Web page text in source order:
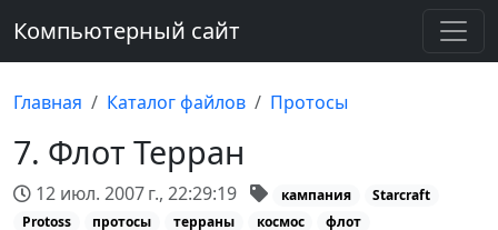
Компьютерный сайт
Главная Каталог файлов Протосы
7. Флот Терран
12 июл. 2007 г., 22:29:19 кампания
Starcraft
Protoss
протосы терраны космос флот